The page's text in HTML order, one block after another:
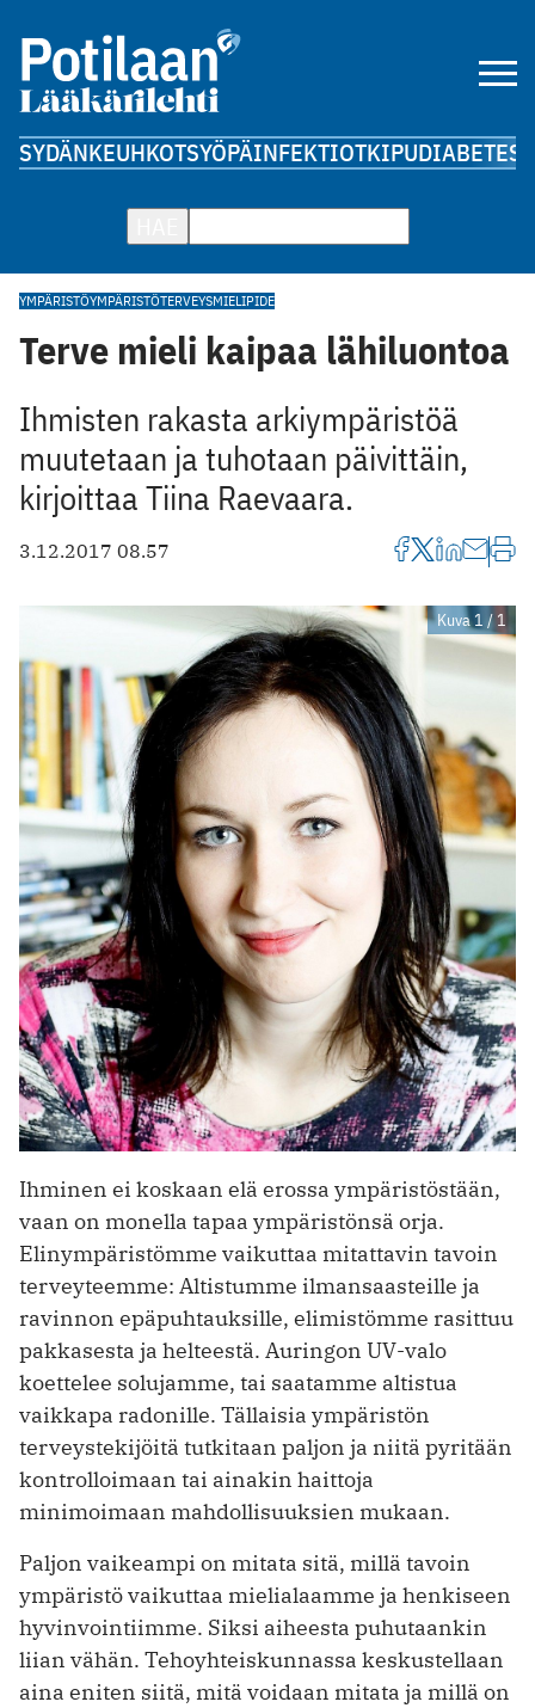
SYDÄNKEUHKOTSYÖPÄINFEKTIOTKIPUDIABETES
YMPÄRISTÖYMPÄRISTÖTERVEYSMIELIPIDE
Terve mieli kaipaa lähiluontoa
Ihmisten rakasta arkiympäristöä
muutetaan ja tuhotaan päivittäin,
kirjoittaa Tiina Raevaara.
3.12.2017 08.57
Kuva 1 / 1
Ihminen ei koskaan elä erossa ympäristöstään,
vaan on monella tapaa ympäristönsä orja.
Elinympäristömme vaikuttaa mitattavin tavoin
terveyteemme: Altistumme ilmansaasteille ja
ravinnon epäpuhtauksille, elimistömme rasittuu
pakkasesta ja helteestä. Auringon UV-valo
koettelee solujamme, tai saatamme altistua
vaikkapa radonille. Tällaisia ympäristön
terveysteki­jöitä tutkitaan paljon ja niitä pyritään
kontrolloimaan tai ainakin haittoja
minimoimaan mahdollisuuksien mukaan.
Paljon vaikeampi on mitata sitä, millä tavoin
ympäristö vaikuttaa mielialaamme ja henkiseen
hyvinvointiimme. Siksi aiheesta puhutaankin
liian vähän. Tehoyhteiskunnassa keskustellaan
aina eniten siitä, mitä voidaan mitata ja millä on